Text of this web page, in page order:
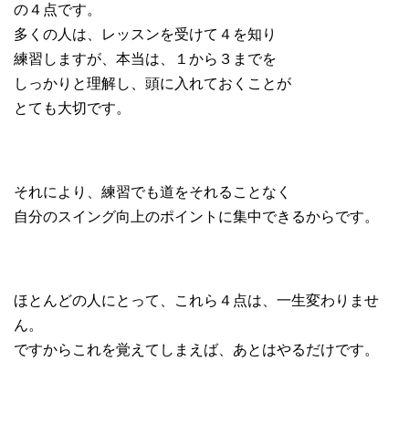
の４点です。
多くの人は、レッスンを受けて４を知り
練習しますが、本当は、１から３までを
しっかりと理解し、頭に入れておくことが
とても大切です。
それにより、練習でも道をそれることなく
自分のスイング向上のポイントに集中できるからです。
ほとんどの人にとって、これら４点は、一生変わりませ
ん。
ですからこれを覚えてしまえば、あとはやるだけです。